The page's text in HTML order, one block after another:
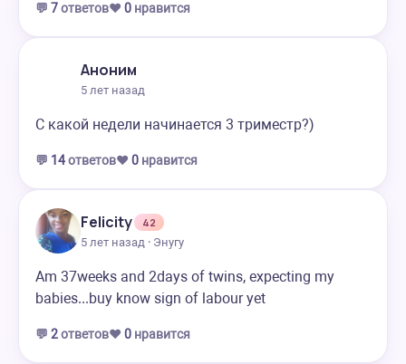
💬 7ответов❤️ 0 нравится
Аноним
5 лет назад
С какой недели начинается 3 триместр?)
💬 14ответов❤️ 0 нравится
Felicity
42
5 лет назад · Энугу
Am 37weeks and 2days of twins, expecting my
babies...buy know sign of labour yet
💬 2ответов❤️ 0 нравится